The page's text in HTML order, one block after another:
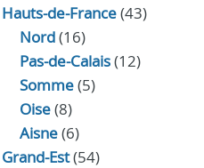
Hauts-de-France(43)
Nord(16)
Pas-de-Calais(12)
Somme(5)
Oise(8)
Aisne(6)
Grand-Est(54)